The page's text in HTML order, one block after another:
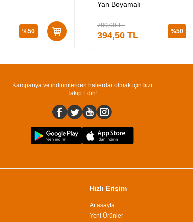
%50
Yan Boyamalı
789,00TL
394,50 TL %50
Kampanya ve indirimlerden haberdar olmak için bizi
Takip Edin!
Hızlı Erişim
Anasayfa
Yeni Ürünler